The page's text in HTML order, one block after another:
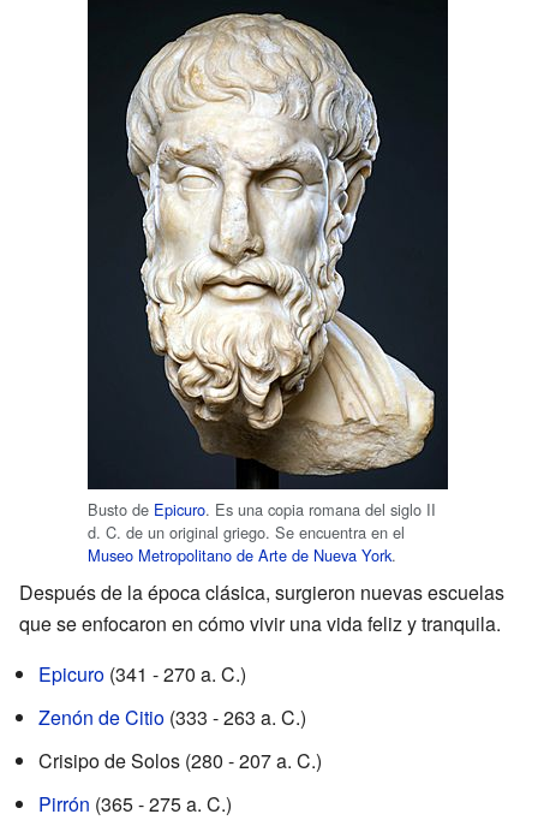
Busto de Epicuro. Es una copia romana del siglo II
d. C. de un original griego. Se encuentra en el
Museo Metropolitano de Arte de Nueva York.
Después de la época clásica, surgieron nuevas escuelas
que se enfocaron en cómo vivir una vida feliz y tranquila.
Epicuro (341 - 270 a. C.)
Zenón de Citio (333 - 263 a. C.)
Crisipo de Solos (280 - 207 a. C.)
Pirrón (365 - 275 a. C.)